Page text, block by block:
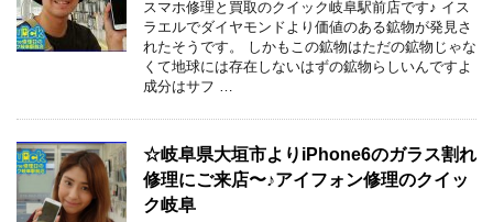
スマホ修理と買取のクイック岐阜駅前店です♪ イス
ラエルでダイヤモンドより価値のある鉱物が発見さ
れたそうです。 しかもこの鉱物はただの鉱物じゃな
くて地球には存在しないはずの鉱物らしいんですよ
成分はサフ …
☆岐阜県大垣市よりiPhone6のガラス割れ
修理にご来店〜♪アイフォン修理のクイッ
ク岐阜